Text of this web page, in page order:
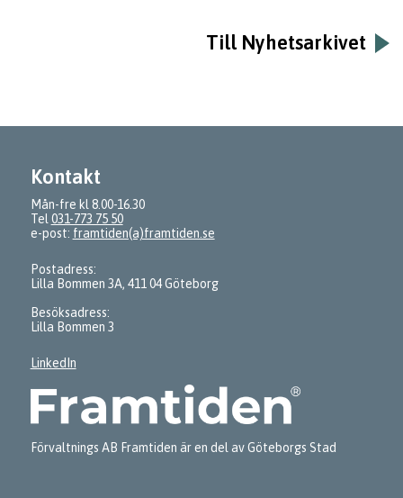
Till Nyhetsarkivet
Kontakt
Mån-fre kl 8.00-16.30
Tel 031-773 75 50
e-post: framtiden(a)framtiden.se
Postadress:
Lilla Bommen 3A, 411 04 Göteborg
Besöksadress:
Lilla Bommen 3
LinkedIn
Förvaltnings AB Framtiden är en del av Göteborgs Stad